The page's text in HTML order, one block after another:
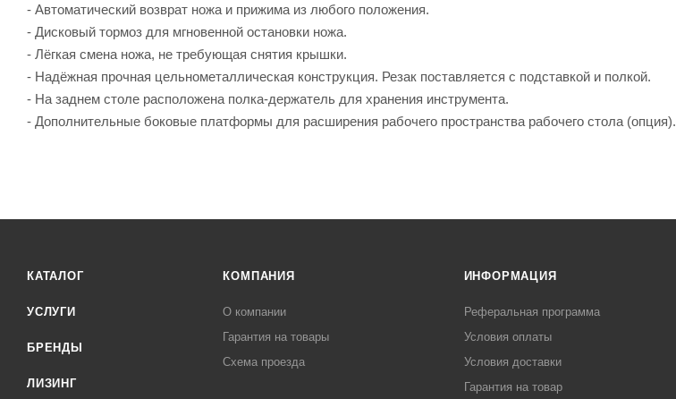
- Автоматический возврат ножа и прижима из любого положения.
- Дисковый тормоз для мгновенной остановки ножа.
- Лёгкая смена ножа, не требующая снятия крышки.
- Надёжная прочная цельнометаллическая конструкция. Резак поставляется с подставкой и полкой.
- На заднем столе расположена полка-держатель для хранения инструмента.
- Дополнительные боковые платформы для расширения рабочего пространства рабочего стола (опция).
КАТАЛОГ
УСЛУГИ
БРЕНДЫ
ЛИЗИНГ
КОМПАНИЯ
О компании
Гарантия на товары
Схема проезда
ИНФОРМАЦИЯ
Реферальная программа
Условия оплаты
Условия доставки
Гарантия на товар